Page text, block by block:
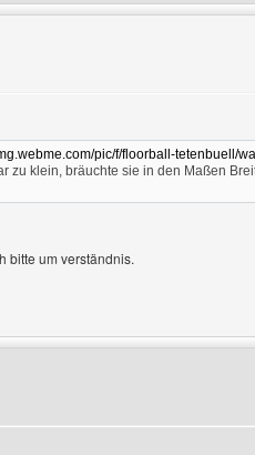
pic/f/floorball-tetenbuell/
zu klein, bräuchte sie in den Maßen
bitte um verständnis.